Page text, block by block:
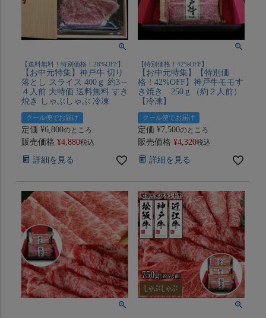
【送料無料！特別価格！28%OFF】
【お中元特集】神戸牛 切り
落とし スライス 400ｇ 約3～
４人前 大特価 送料無料 すき
焼き しゃぶしゃぶ 冷凍
クール便でお届け
定価 ¥6,800のところ
販売価格 ¥4,880税込
詳細を見る
【特別価格！42%OFF】
【お中元特集】【特別価
格！42%OFF】神戸牛モモす
き焼き 250ｇ（約２人前）
【冷凍】
クール便でお届け
定価 ¥7,500のところ
販売価格 ¥4,320税込
詳細を見る